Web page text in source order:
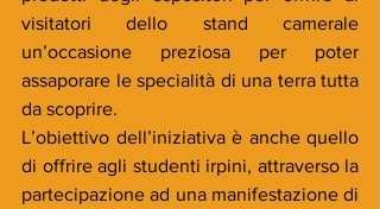
visitatori dello stand camerale
un’occasione preziosa per poter
assaporare le specialità di una terra tutta
da scoprire.
L’obiettivo dell’iniziativa è anche quello
di offrire agli studenti irpini, attraverso la
partecipazione ad una manifestazione di